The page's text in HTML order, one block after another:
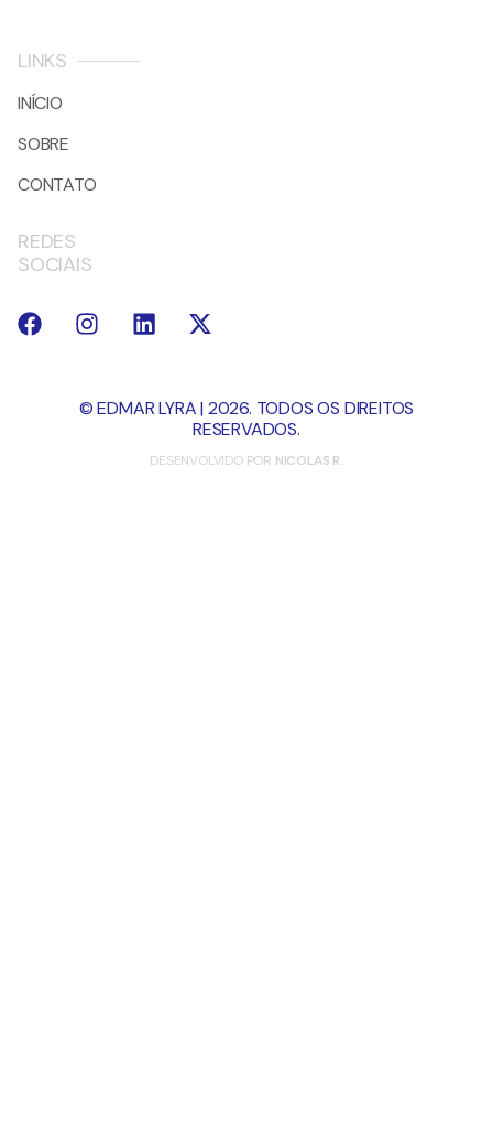
LINKS
INÍCIO
SOBRE
CONTATO
REDES
SOCIAIS
© EDMAR LYRA | 2026. TODOS OS DIREITOS
RESERVADOS.
DESENVOLVIDO POR NICOLAS R.